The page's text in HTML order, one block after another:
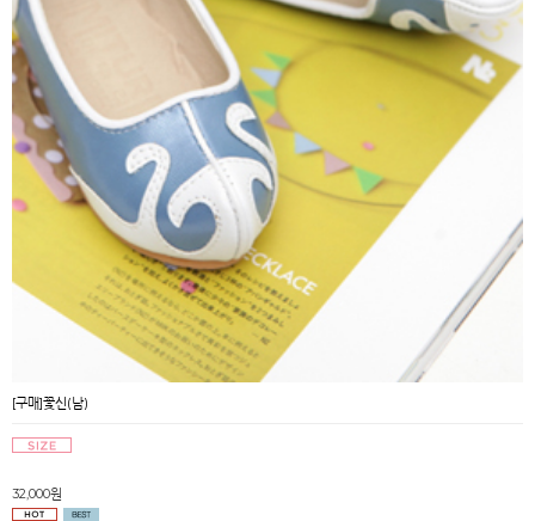
[구매]꽃신(남)
32,000원